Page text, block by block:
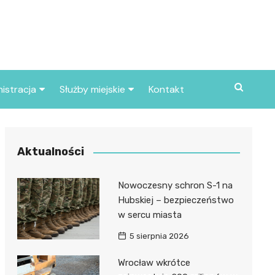
miasta
Służby miejskie
Policja
Kontakt
Aktualności
Nowoczesny schron S-1 na
Hubskiej – bezpieczeństwo
w sercu miasta
5 sierpnia 2026
Wrocław wkrótce